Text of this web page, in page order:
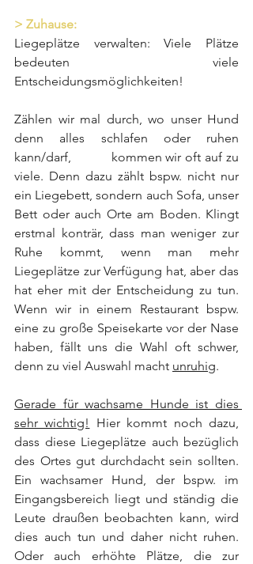
> Zuhause:
Liegeplätze verwalten: Viele Plätze
bedeuten viele
Entscheidungsmöglichkeiten!
Zählen wir mal durch, wo unser Hund
denn alles schlafen oder ruhen
kann/darf, 		kommen wir oft auf zu
viele. Denn dazu zählt bspw. nicht nur
ein Liegebett, sondern auch Sofa, unser
Bett oder auch Orte am Boden. Klingt
erstmal konträr, dass man weniger zur
Ruhe kommt, wenn man mehr
Liegeplätze zur Verfügung hat, aber das
hat eher mit der Entscheidung zu tun.
Wenn wir in einem Restaurant bspw.
eine zu große Speisekarte vor der Nase
haben, fällt uns die Wahl oft schwer,
denn zu viel Auswahl macht unruhig.
Gerade für wachsame Hunde ist dies
sehr wichtig!
Hier kommt noch dazu,
dass diese Liegeplätze auch bezüglich
des Ortes gut durchdacht sein sollten.
Ein wachsamer Hund, der bspw. im
Eingangsbereich liegt und ständig die
Leute draußen beobachten kann, wird
dies auch tun und daher nicht ruhen.
Oder auch erhöhte Plätze, die zur